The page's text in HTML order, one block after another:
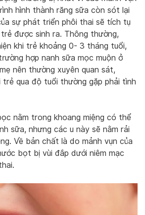
hình thành răng sữa còn sót lại
sự phát triển phôi thai sẽ tích tụ
được sinh ra. Thông thường,
khi trẻ khoảng 0- 3 tháng tuổi,
hợp nanh sữa mọc muộn ở
nên thường xuyên quan sát,
trẻ qua độ tuổi thường gặp phải tình
nằm trong khoang miệng có thể
sữa, nhưng các u này sẽ nằm rải
Về bản chất là do mảnh vụn của
bọt bị vùi đắp dưới niêm mạc